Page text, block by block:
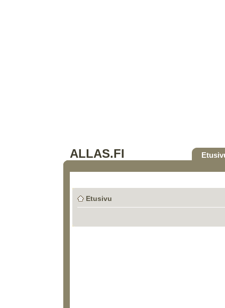
ALLAS.FI
Etusivu